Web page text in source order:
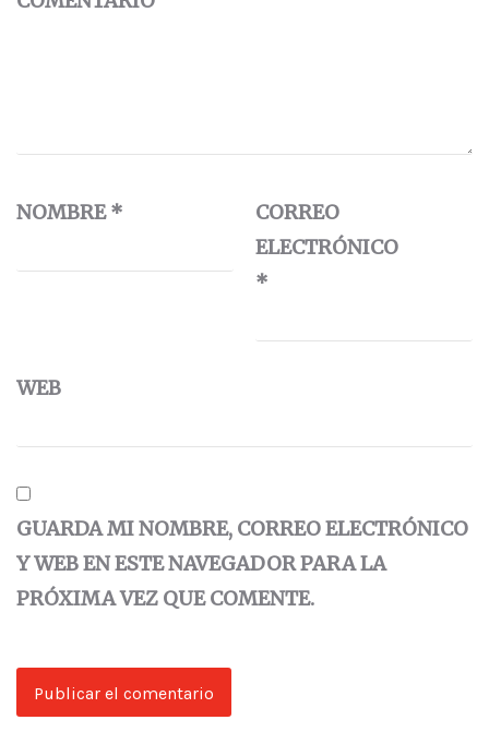
NOMBRE*
CORREO
ELECTRÓNICO
*
WEB
GUARDA MI NOMBRE, CORREO ELECTRÓNICO
Y WEB EN ESTE NAVEGADOR PARA LA
PRÓXIMA VEZ QUE COMENTE.